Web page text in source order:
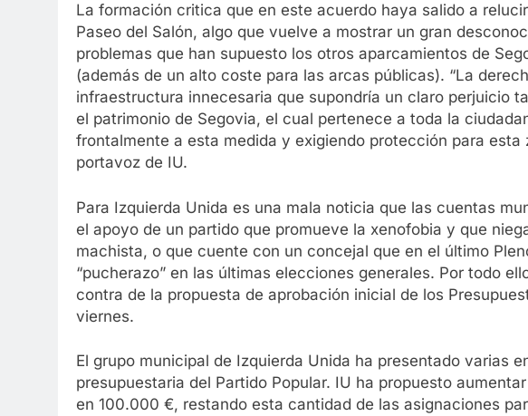
La formación critica que en este acuerdo haya salido a
Paseo del Salón, algo que vuelve a mostrar un gran
problemas que han supuesto los otros aparcamientos de
(además de un alto coste para las arcas públicas). “La
infraestructura innecesaria que supondría un claro perjuicio
el patrimonio de Segovia, el cual pertenece a toda la
frontalmente a esta medida y exigiendo protección para esta
portavoz de IU.
Para Izquierda Unida es una mala noticia que las cuentas
el apoyo de un partido que promueve la xenofobia y que
machista, o que cuente con un concejal que en el último
“pucherazo” en las últimas elecciones generales. Por todo
contra de la propuesta de aprobación inicial de los
viernes.
El grupo municipal de Izquierda Unida ha presentado varias
presupuestaria del Partido Popular. IU ha propuesto
en 100.000 €, restando esta cantidad de las asignaciones